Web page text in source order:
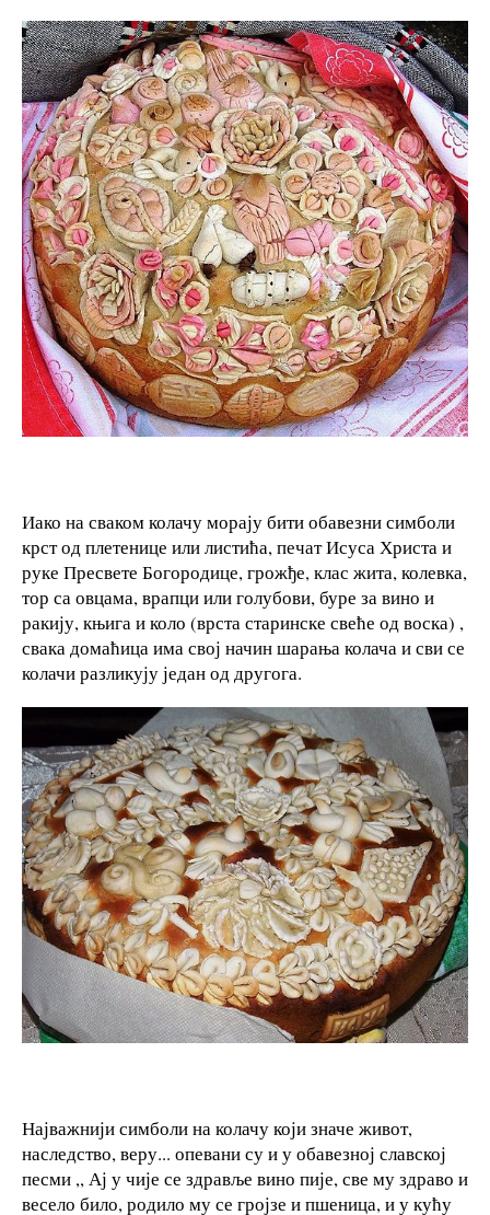
Иако на сваком колачу морају бити обавезни симболи
крст од плетенице или листића, печат Исуса Христа и
руке Пресвете Богородице, грожђе, клас жита, колевка,
тор са овцама, врапци или голубови, буре за вино и
ракију, књига и коло (врста старинске свеће од воска) ,
свака домаћица има свој начин шарања колача и сви се
колачи разликују један од другога.
Најважнији симболи на колачу који значе живот,
наследство, веру... опевани су и у обавезној славској
песми ,, Ај у чије се здравље вино пије, све му здраво и
весело било, родило му се гројзе и пшеница, и у кућу